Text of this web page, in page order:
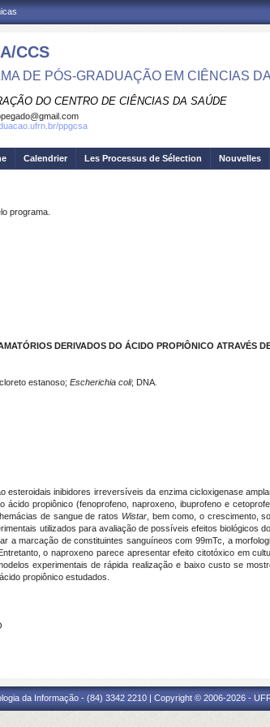
CCS
DE PÓS-GRADUAÇÃO EM CIÊNCIAS
DO CENTRO DE CIÊNCIAS DA SAÚDE
ppgcsa
Calendrier Les Processus de Sélection Nouvelles
programa.
DERIVADOS DO ÁCIDO PROPIÔNICO ATRAVÉS
estanoso; Escherichia coli; DNA
esteroidais inibidores irreversíveis da enzima cicloxigenase
ácido propiônico (fenoprofeno, naproxeno, ibuprofeno e
de sangue de ratos Wistar, bem como, o crescimento,
utilizados para avaliação de possíveis efeitos biológicos
a marcação de constituintes sanguíneos com 99mTc, a
o naproxeno parece apresentar efeito citotóxico em
experimentais de rápida realização e baixo custo se
propiônico estudados.
da Informação - (84) 3342 2210 | Copyright © 2006-2026 -